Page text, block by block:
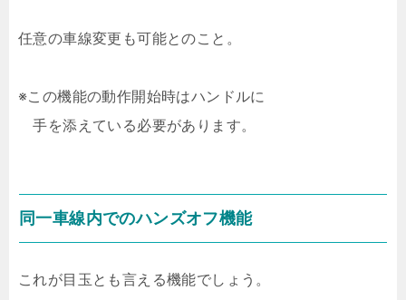
任意の車線変更も可能とのこと。
※この機能の動作開始時はハンドルに
手を添えている必要があります。
同一車線内でのハンズオフ機能
これが目玉とも言える機能でしょう。